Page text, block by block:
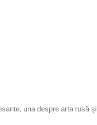
una despre arta rusă şi